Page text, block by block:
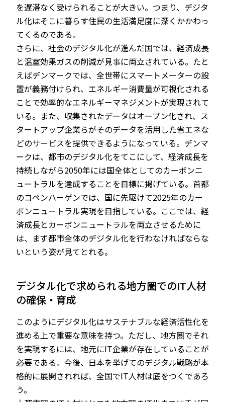
を遅滞なく受けられることが大きい。つまり、デジタ
ル化はそこに暮らす住民の生活満足度に深くかかわっ
てくるのである。
さらに、社会のデジタル化が進んだ国では、経済成長
と温室効果ガスの削減が見事に両立されている。たと
えばデンマークでは、全世帯にスマートメーターの設
置が義務付けられ、エネルギー消費量が可視化される
ことで効率的なエネルギーマネジメントが実現されて
いる。また、収集されたデータはオープン化され、ス
タートアップ企業らがそのデータを活用した省エネな
どのサービスを提供できるようになっている。デンマ
ークは、都市のデジタル化をてこにして、経済成長を
持続しながら2050年には国全体としてのカーボンニ
ュートラルを達成することを目標に掲げている。首都
のコペンハーゲンでは、国に先駆けて2025年のカー
ボンニュートラル実現を目指している。ここでは、経
済成長とカーボンニュートラルを両立させるために
は、まず都市全体のデジタル化を行わなければならな
いという姿が見てとれる。
デジタル化で求められる地方圏でのIT人材
の確保・育成
このようにデジタル化はサステナブルな経済活性化を
進める上で重要な意味を持つ。ただし、地方圏でそれ
を実現するには、地元にIT企業が存在していることが
必要である。今後、日本を挙げてのデジタル戦略が本
格的に展開されれば、全国でIT人材は底をつくであろ
う。